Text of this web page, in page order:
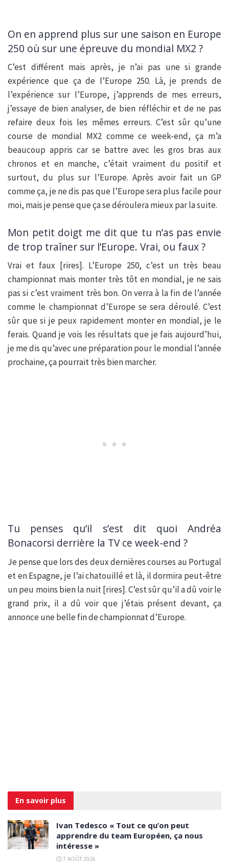
On en apprend plus sur une saison en Europe
250 où sur une épreuve du mondial MX2 ?
C’est différent mais après, je n’ai pas une si grande
expérience que ça de l’Europe 250. Là, je prends de
l’expérience sur l’Europe, j’apprends de mes erreurs,
j’essaye de bien analyser, de bien réfléchir et de ne pas
refaire deux fois les mêmes erreurs. C’est sûr qu’une
course de mondial MX2 comme ce week-end, ça m’a
beaucoup appris car se battre avec les gros bras aux
chronos et en manche, c’était vraiment du positif et
surtout, du plus sur l’Europe. Après avoir fait un GP
comme ça, je ne dis pas que l’Europe sera plus facile pour
moi, mais je pense que ça se déroulera mieux par la suite.
Mon petit doigt me dit que tu n’as pas envie
de trop traîner sur l’Europe. Vrai, ou faux ?
Vrai et faux [rires]. L’Europe 250, c’est un très beau
championnat mais monter très tôt en mondial, je ne sais
pas si c’est vraiment très bon. On verra à la fin de l’année
comme le championnat d’Europe se sera déroulé. C’est
sûr que si je peux rapidement monter en mondial, je le
ferais. Quand je vois les résultats que je fais aujourd’hui,
je me dis qu’avec une préparation pour le mondial l’année
prochaine, ça pourrait très bien marcher.
Tu penses qu’il s’est dit quoi Andréa
Bonacorsi derrière la TV ce week-end ?
Je pense que lors des deux dernières courses au Portugal
et en Espagne, je l’ai chatouillé et là, il dormira peut-être
un peu moins bien la nuit [rires]. C’est sûr qu’il a dû voir le
grand prix, il a dû voir que j’étais présent devant, ça
annonce une belle fin de championnat d’Europe.
En savoir plus
Ivan Tedesco « Tout ce qu’on peut
apprendre du team Européen, ça nous
intéresse »
7 AOÛT 2026